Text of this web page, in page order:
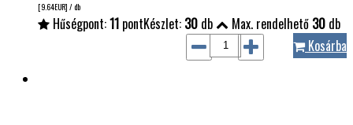
[9.64EUR] / db
Hűségpont:11 pontKészlet: 30 db Max. rendelhető 30 db
Kosárba